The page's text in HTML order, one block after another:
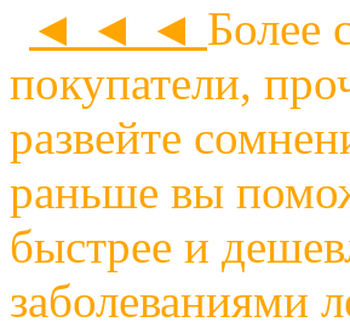
◄ ◄ ◄ Более
покупатели,
развейте
раньше вы
быстрее и
заболеваниями